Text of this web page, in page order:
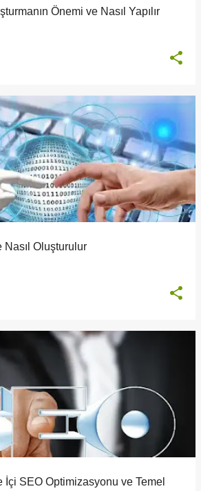
Önemi ve Nasıl Yapılır
Nasıl Oluşturulur
İçi SEO Optimizasyonu ve Temel